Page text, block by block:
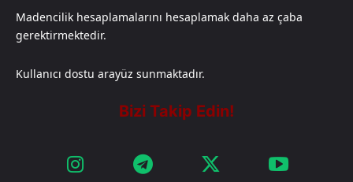
Madencilik hesaplamalarını hesaplamak daha az çaba
gerektirmektedir.
Kullanıcı dostu arayüz sunmaktadır.